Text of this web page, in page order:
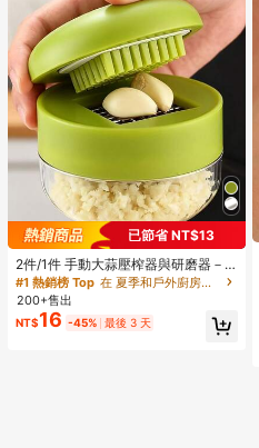
已節省 NT$13
2件/1件 手動大蒜壓榨器與研磨器－
多功能廚房工具，可用於切碎、切片
與研磨，適用於居家、餐廳、戶外、
旅行與餐車使用，便攜手持設計，塑
料與大蒜瓣研磨器，廚房用品，烹飪
#1 熱銷榜 Top
在 夏季和戶外廚房用具流行趨勢 其他廚房用具
200+售出
NT$16 -45% 最後 3 天